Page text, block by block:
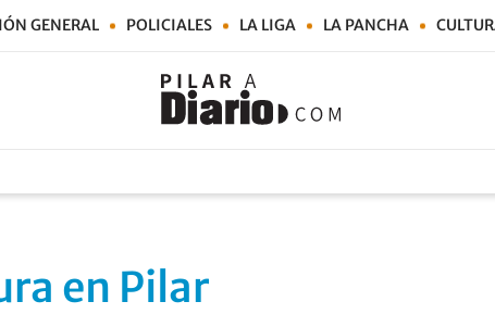
GENERAL POLICIALES LA LIGA LA PANCHA
en Pilar